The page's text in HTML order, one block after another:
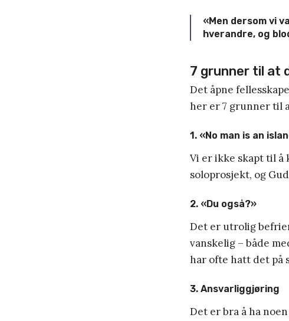
«Men dersom vi
hverandre, og
7 grunner til at
Det åpne
her er 7 grunner til
1. «No man is an
Vi er ikke skapt til å
soloprosjekt, og
2. «Du også?»
Det er utrolig
vanskelig – både
har ofte hatt det på
3. Ansvarliggjøring
Det er bra å ha